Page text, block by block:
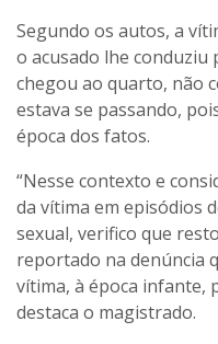
Segundo os autos, a
o acusado lhe conduziu
chegou ao quarto, não
estava se passando,
época dos fatos.
“Nesse contexto e
da vítima em episódios
sexual, verifico que
reportado na denúncia
vítima, à época infante,
destaca o magistrado.